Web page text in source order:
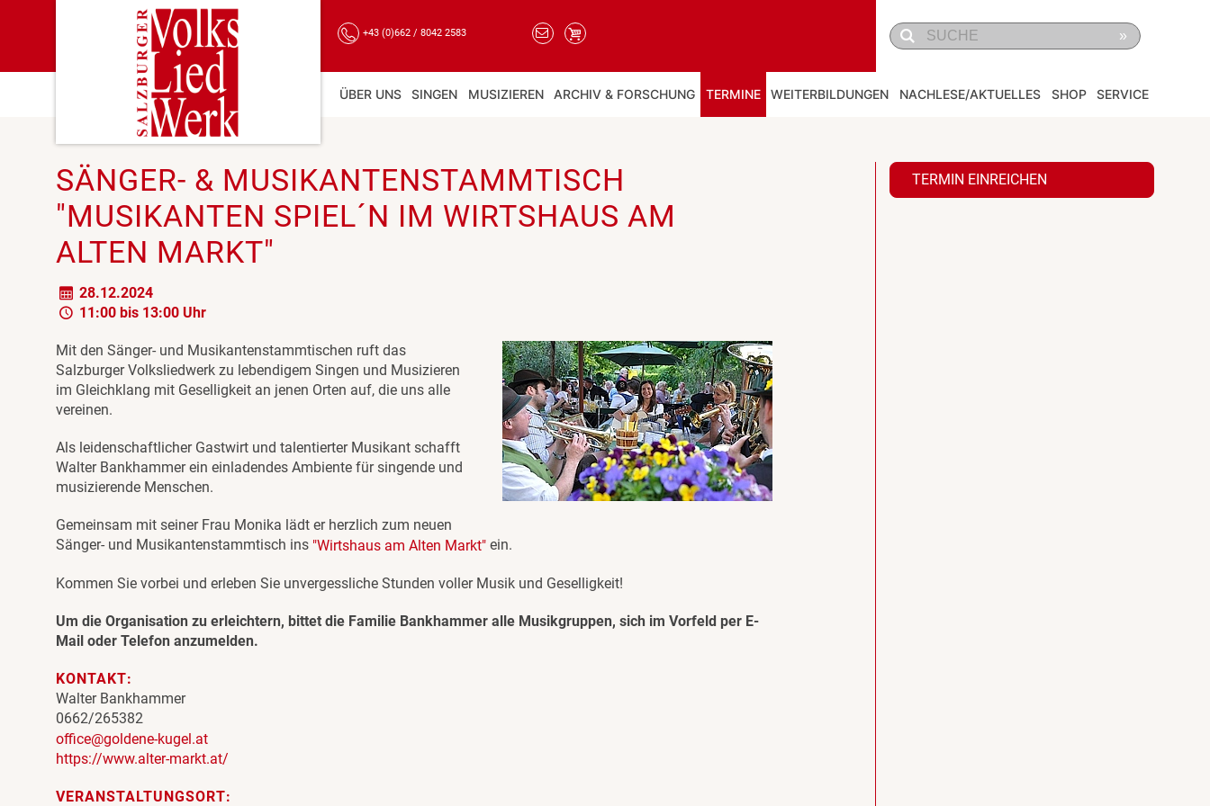
+43 (0)662 / 8042 2583 »
ÜBER UNS SINGEN MUSIZIEREN ARCHIV & FORSCHUNG TERMINE WEITERBILDUNGEN NACHLESE/AKTUELLES SHOP SERVICE
SÄNGER- & MUSIKANTENSTAMMTISCH
"MUSIKANTEN SPIEL´N IM WIRTSHAUS AM
ALTEN MARKT"
28.12.2024
11:00 bis 13:00 Uhr
Mit den Sänger- und Musikantenstammtischen ruft das
Salzburger Volksliedwerk zu lebendigem Singen und Musizieren
im Gleichklang mit Geselligkeit an jenen Orten auf, die uns alle
vereinen.
Als leidenschaftlicher Gastwirt und talentierter Musikant schafft
Walter Bankhammer ein einladendes Ambiente für singende und
musizierende Menschen.
Gemeinsam mit seiner Frau Monika lädt er herzlich zum neuen
Sänger- und Musikantenstammtisch ins "Wirtshaus am Alten Markt" ein.
Kommen Sie vorbei und erleben Sie unvergessliche Stunden voller Musik und Geselligkeit!
Um die Organisation zu erleichtern, bittet die Familie Bankhammer alle Musikgruppen, sich im Vorfeld per E-
Mail oder Telefon anzumelden.
KONTAKT:
Walter Bankhammer
0662/265382
office@goldene-kugel.at
https://www.alter-markt.at/
VERANSTALTUNGSORT:
TERMIN EINREICHEN